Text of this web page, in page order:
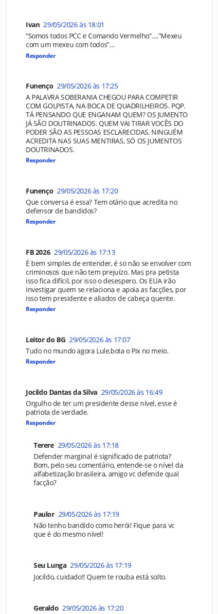
Ivan 29/05/2026 às 18:01
“Somos todos PCC e Comando Vermelho”….”Mexeu
com um mexeu com todos”…
Responder
Funenço 29/05/2026 às 17:25
A PALAVRA SOBERANIA CHEGOU PARA COMPETIR
COM GOLPISTA, NA BOCA DE QUADRILHEIROS. PQP.
TÁ PENSANDO QUE ENGANAM QUEM? OS JUMENTO
JÁ SÃO DOUTRINADOS. QUEM VAI TIRAR VOCÊS DO
PODER SÃO AS PESSOAS ESCLARECIDAS, NINGUÉM
ACREDITA NAS SUAS MENTIRAS, SÓ OS JUMENTOS
DOUTRINADOS.
Responder
Funenço 29/05/2026 às 17:20
Que conversa é essa? Tem otário que acredita no
defensor de bandidos?
Responder
FB 2026 29/05/2026 às 17:13
É bem simples de entender, é so não se envolver com
criminosos que não tem prejuízo. Mas pra petista
isso fica difícil, por isso o desespero. Os EUA irão
investigar quem se relaciona e apoia as facções, por
isso tem presidente e aliados de cabeça quente.
Responder
Leitor do BG 29/05/2026 às 17:07
Tudo no mundo agora Lule,bota o Pix no meio.
Responder
Jocildo Dantas da Silva 29/05/2026 às 16:49
Orgulho de ter um presidente desse nível, esse é
patriota de verdade.
Responder
Terere 29/05/2026 às 17:18
Defender marginal é significado de patriota?
Bom, pelo seu comentário, entende-se o nível da
alfabetização brasileira, amigo vc defende qual
facção?
Paulor 29/05/2026 às 17:19
Não tenho bandido como herói! Fique para vc
que é do mesmo nível!
Seu Lunga 29/05/2026 às 17:19
Jocildo, cuidado!! Quem te rouba está solto.
Geraldo 29/05/2026 às 17:20